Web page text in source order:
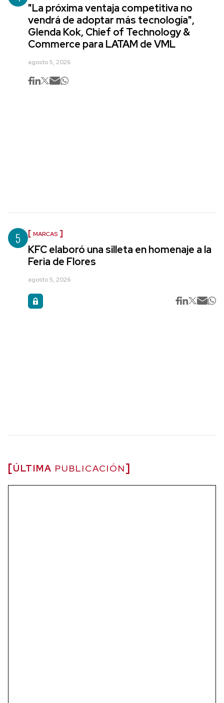
"La próxima ventaja competitiva no
vendrá de adoptar más tecnología",
Glenda Kok, Chief of Technology &
Commerce para LATAM de VML
agosto 5, 2026
5 MARCAS
KFC elaboró una silleta en homenaje a la
Feria de Flores
agosto 5, 2026
ÚLTIMA PUBLICACIÓN